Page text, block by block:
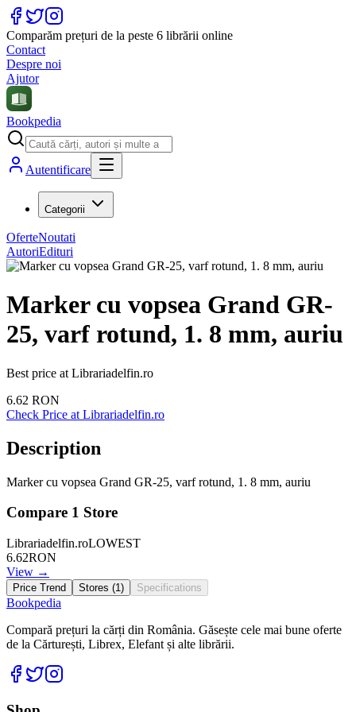
Comparăm prețuri de la peste 6 librării online
Contact
Despre noi
Ajutor
Bookpedia
Autentificare
Categorii
OferteNoutati
AutoriEdituri
Marker cu vopsea Grand GR-
25, varf rotund, 1. 8 mm, auriu
Best price at Librariadelfin.ro
6.62 RON
Check Price at Librariadelfin.ro
Description
Marker cu vopsea Grand GR-25, varf rotund, 1. 8 mm, auriu
Compare 1 Store
Librariadelfin.roLOWEST
6.62RON
View →
Price Trend Stores (1) Specifications
Bookpedia
Compară prețuri la cărți din România. Găsește cele mai bune oferte
de la Cărturești, Librex, Elefant și alte librării.
Facebook
Twitter